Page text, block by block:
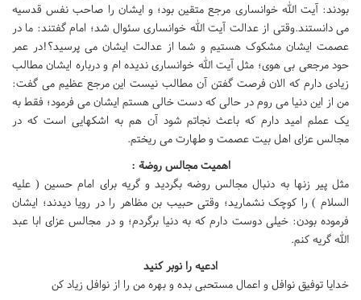
بودند: آیت الله خوانساری مرجع متقین بود؛ و ایشان را صاحب نفس قدسیه
می دانستند.وقتی از عدالت آیت الله خوانساری سئوال شد؛ امام گفتند: ما در
عصمت ایشان مشکوک هستیم و شما از عدالت ایشان می پرسید؟!در عمر
حود مرجعی بی هوی؛ مثل آیت الله خوانساری ندیده ام و درباره ایشان مطالب
زیادی دارم که الان فرصت گفتن آن مطالب نیست این مرجع عظیم می گفت:
من از این دنیا می روم در حالی که دست خالی هستم ایشان می فرمود؛ فقط به
یک عملم امید دارم که باعث نجاتم شود آن هم به اشکهایی است که در
مجالس عزای اهل بیت عصمت و طهارت می ریختم.
اهمیت مجالس روضة :
مثل پیر زنها به دنبال مجالس روضه بگردید و گریه برای امام حسین ( علیه
السلام ) را کوچک نشمارید؛ وقتی حبیب بن مظاهر را در رویا دیدند؛ ایشان
فرموده بودن: خیلی دوست دارم که به دنیا برگردم؛ و در مجالس عزای ابا عبد
الله گریه کنم.
ادعیه را نوبر کنید
خدایا توفیق نوافل و اعمال مستحبی بده و بهره من را از نوافل زیاد کن